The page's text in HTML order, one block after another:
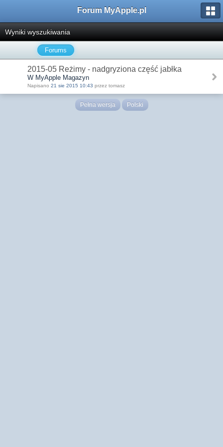
Forum MyApple.pl
Wyniki wyszukiwania
Forums
2015-05 Reżimy - nadgryziona część jabłka
W MyApple Magazyn
Napisano 21 sie 2015 10:43 przez tomasz
Pełna wersja Polski